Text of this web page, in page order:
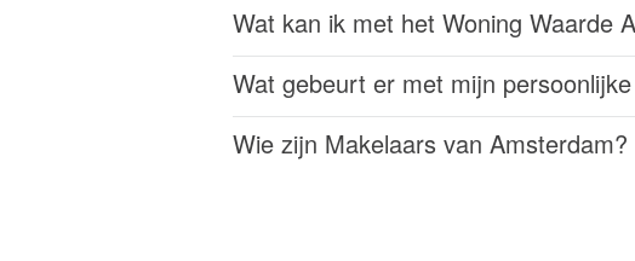
Wat kan ik met het Woning Waarde
Wat gebeurt er met mijn
Wie zijn Makelaars van Amsterdam?